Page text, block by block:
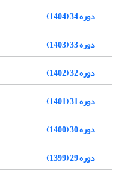
دوره 34 (1404)
دوره 33 (1403)
دوره 32 (1402)
دوره 31 (1401)
دوره 30 (1400)
دوره 29 (1399)